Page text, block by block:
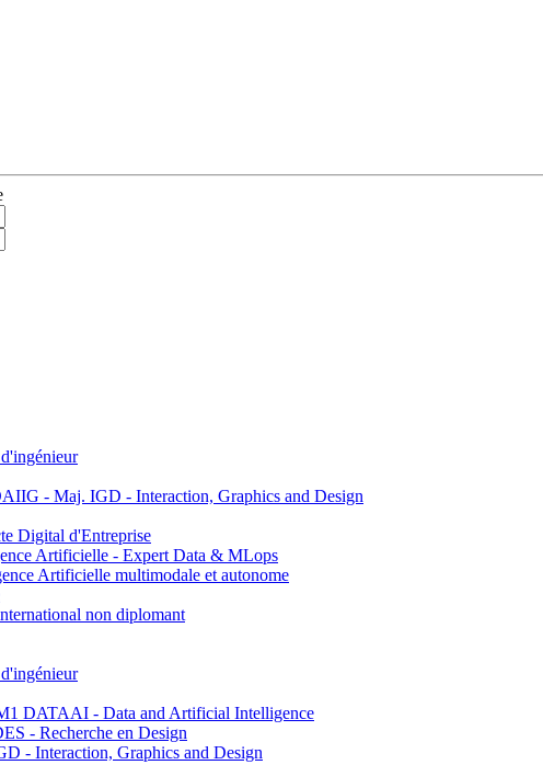
- Maj. IGD - Interaction, Graphics and Design
Digital d'Entreprise
Artificielle - Expert Data & MLops
Artificielle multimodale et autonome
non diplomant
DATAAI - Data and Artificial Intelligence
- Recherche en Design
- Interaction, Graphics and Design